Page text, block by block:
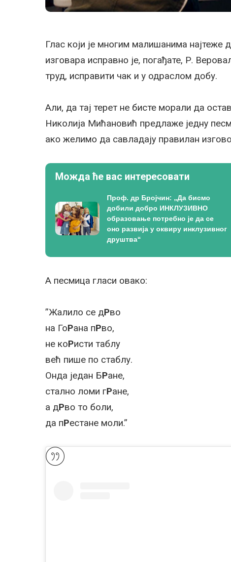
Глас који је многим малишанима најтеже
изговара исправно је, погађате, Р.
труд, исправити чак и у одраслом добу.
Али, да тај терет не бисте морали да
Николија Мићановић предлаже једну
ако желимо да савладају правилан
Можда ће вас интересовати
Проф. др Бројчин: „Да бисмо
добили добро ИНКЛУЗИВНО
образовање потребно је да се
оно развија у оквиру инклузивног
друштва“
А песмица гласи овако:
”Жалило се дРво
на ГоРана пРво,
не коРисти таблу
већ пише по стаблу.
Онда један БРане,
стално ломи гРане,
а дРво то боли,
да пРестане моли.”